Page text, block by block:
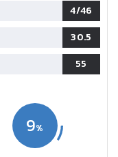
4/46
30.5
55
9